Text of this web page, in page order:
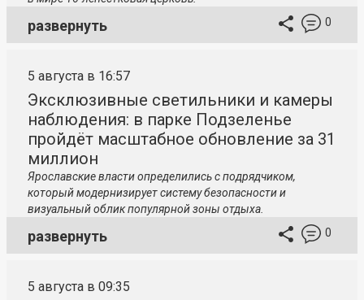
развернуть 0
5 августа в 16:57
Эксклюзивные светильники и камеры
наблюдения: в парке Подзеленье
пройдёт масштабное обновление за 31
миллион
Ярославские власти определились с подрядчиком,
который модернизирует систему безопасности и
визуальный облик популярной зоны отдыха.
развернуть 0
5 августа в 09:35